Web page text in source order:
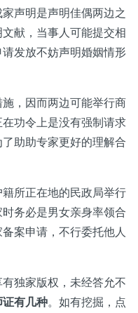
声明是声明佳偶两边之
献，当事人可能提交相
发放不妨声明婚姻情形
，因而两边可能举行商
在功令上是没有强制请求
助助专家更好的理解合
所正在地的民政局举行
时务必是男女亲身率领合
案申请，不行委托他人
独家版权，未经答允不
有几种。如有挖掘，点